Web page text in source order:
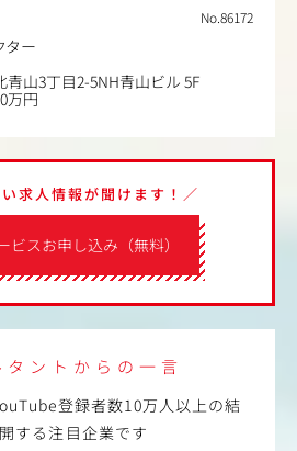
No.86172
ター
青山3丁目2-5NH青山ビル 5F
万円
ビスお申し込み（無料）
求人情報が聞けます！／
タントからの一言
登録者数10万人以上の結
する注目企業です